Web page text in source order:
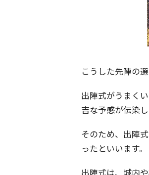
こうした先陣の
出陣式がうまく
吉な予感が伝染
そのため、出陣
ったといいます。
出陣式は、城内